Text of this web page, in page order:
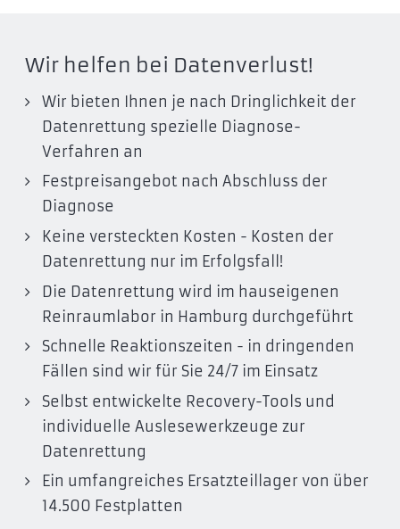
Wir helfen bei Datenverlust!
Wir bieten Ihnen je nach Dringlichkeit der
Datenrettung spezielle Diagnose-
Verfahren an
Festpreisangebot nach Abschluss der
Diagnose
Keine versteckten Kosten - Kosten der
Datenrettung nur im Erfolgsfall!
Die Datenrettung wird im hauseigenen
Reinraumlabor in Hamburg durchgeführt
Schnelle Reaktionszeiten - in dringenden
Fällen sind wir für Sie 24/7 im Einsatz
Selbst entwickelte Recovery-Tools und
individuelle Auslesewerkzeuge zur
Datenrettung
Ein umfangreiches Ersatzteillager von über
14.500 Festplatten